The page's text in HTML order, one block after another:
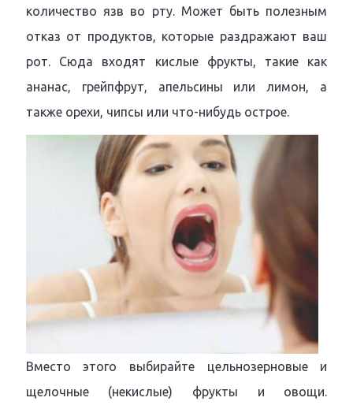
количество язв во рту. Может быть полезным
отказ от продуктов, которые раздражают ваш
рот. Сюда входят кислые фрукты, такие как
ананас, грейпфрут, апельсины или лимон, а
также орехи, чипсы или что-нибудь острое.
Вместо этого выбирайте цельнозерновые и
щелочные (некислые) фрукты и овощи.